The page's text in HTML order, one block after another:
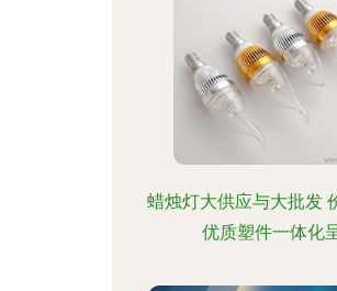
蜡烛灯大供应与大批发
优质塑件一体化